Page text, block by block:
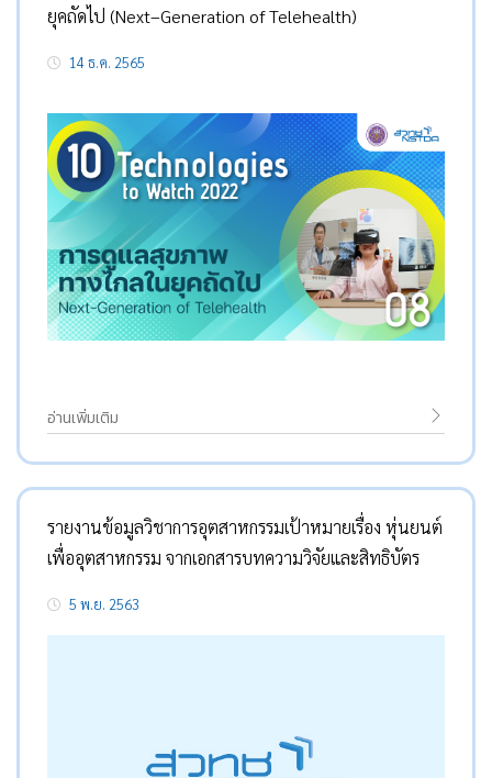
ยุคถัดไป (Next–Generation of Telehealth)
14 ธ.ค. 2565
อ่านเพิ่มเติม
รายงานข้อมูลวิชาการอุตสาหกรรมเป้าหมายเรื่อง หุ่นยนต์
เพื่ออุตสาหกรรม จากเอกสารบทความวิจัยและสิทธิบัตร
5 พ.ย. 2563